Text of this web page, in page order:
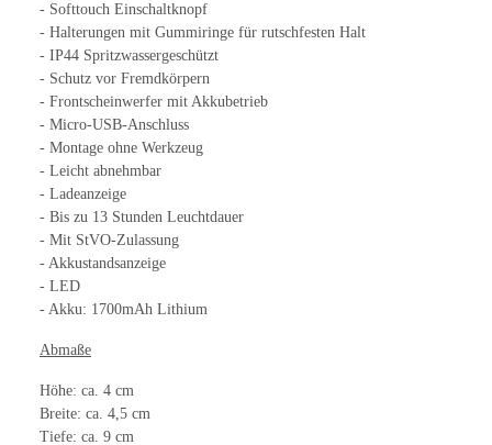
- Softtouch Einschaltknopf
- Halterungen mit Gummiringe für rutschfesten Halt
- IP44 Spritzwassergeschützt
- Schutz vor Fremdkörpern
- Frontscheinwerfer mit Akkubetrieb
- Micro-USB-Anschluss
- Montage ohne Werkzeug
- Leicht abnehmbar
- Ladeanzeige
- Bis zu 13 Stunden Leuchtdauer
- Mit StVO-Zulassung
- Akkustandsanzeige
- LED
- Akku: 1700mAh Lithium
Abmaße
Höhe: ca. 4 cm
Breite: ca. 4,5 cm
Tiefe: ca. 9 cm